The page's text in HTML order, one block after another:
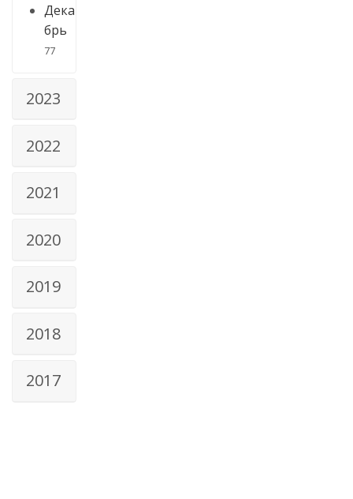
Дека
брь
77
2023
2022
2021
2020
2019
2018
2017